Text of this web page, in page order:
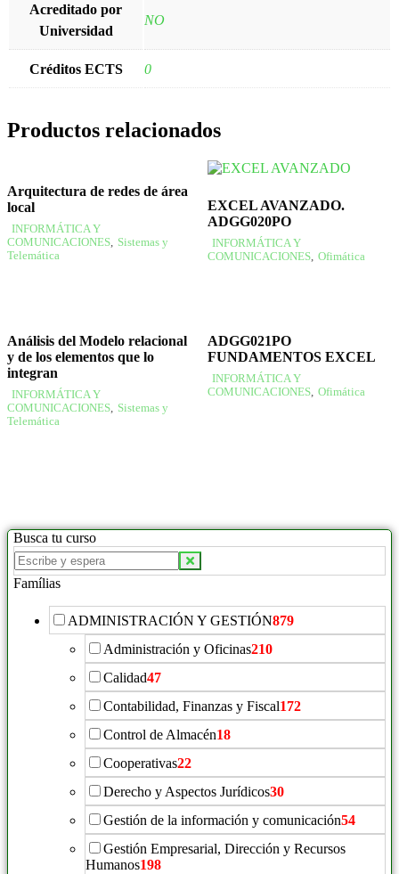
Acreditado por
Universidad
NO
Créditos ECTS 0
Productos relacionados
Arquitectura de redes de área
local
INFORMÁTICA Y
COMUNICACIONES
Sistemas y
Telemática
EXCEL AVANZADO.
ADGG020PO
INFORMÁTICA Y
COMUNICACIONES, Ofimática
Análisis del Modelo relacional
y de los elementos que lo
integran
INFORMÁTICA Y
COMUNICACIONES, Sistemas y
Telemática
ADGG021PO
FUNDAMENTOS EXCEL
INFORMÁTICA Y
COMUNICACIONES, Ofimática
Busca tu curso
Famílias
ADMINISTRACIÓN Y GESTIÓN879
Administración y Oficinas210
Calidad47
Contabilidad, Finanzas y Fiscal172
Control de Almacén18
Cooperativas22
Derecho y Aspectos Jurídicos30
Gestión de la información y comunicación54
Gestión Empresarial, Dirección y Recursos
Humanos198